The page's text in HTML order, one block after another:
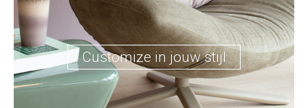
Customize in jouw stijl